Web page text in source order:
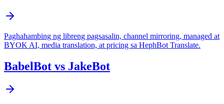
Paghahambing ng libreng pagsasalin, channel mirroring, managed at
BYOK AI, media translation, at pricing sa HephBot Translate.
BabelBot vs JakeBot